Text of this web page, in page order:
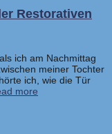
Restorativen
ich am Nachmittag
meiner Tochter
ich, wie die Tür
more